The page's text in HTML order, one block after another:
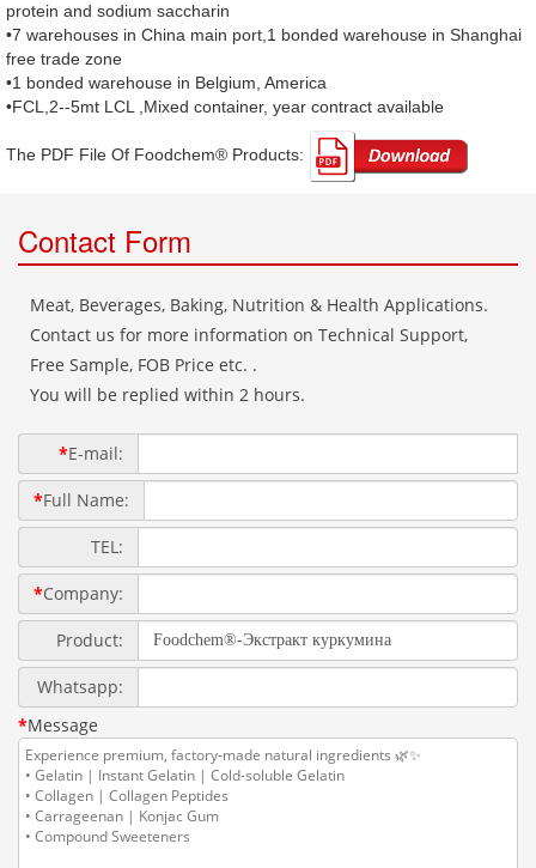
protein and sodium saccharin
•7 warehouses in China main port,1 bonded warehouse in Shanghai
free trade zone
•1 bonded warehouse in Belgium, America
•FCL,2--5mt LCL ,Mixed container, year contract available
The PDF File Of Foodchem® Products: